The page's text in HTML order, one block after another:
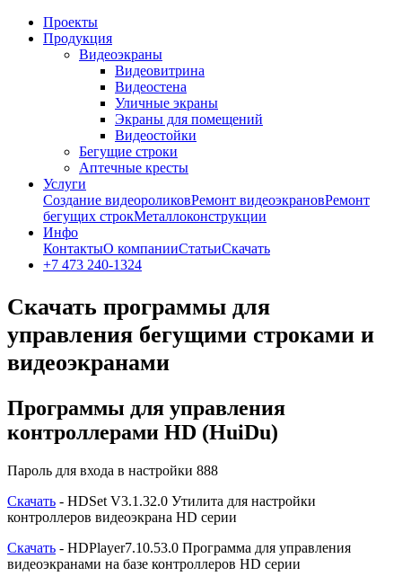
Проекты
Продукция
Видеоэкраны
Видеовитрина
Видеостена
Уличные экраны
Экраны для помещений
Видеостойки
Бегущие строки
Аптечные кресты
Услуги
Создание видеороликовРемонт видеоэкрановРемонт
бегущих строкМеталлоконструкции
Инфо
КонтактыО компанииСтатьиСкачать
+7 473 240-1324
Скачать программы для
управления бегущими строками и
видеоэкранами
Программы для управления
контроллерами HD (HuiDu)
Пароль для входа в настройки 888
Скачать - HDSet V3.1.32.0 Утилита для настройки
контроллеров видеоэкрана HD серии
Скачать - HDPlayer7.10.53.0 Программа для управления
видеоэкранами на базе контроллеров HD серии